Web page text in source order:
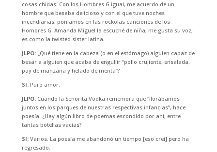
cosas chidas. Con los Hombres G igual, me acuerdo de un
hombre que besaba delicioso y con el que tuve noches
incendiarias, poníamos en las rockolas canciones de los
Hombres G. Amanda Miguel la escuché de niña, me gusta su voz,
es como la twisted sister latina.
JLPO:¿Qué tiene en la cabeza (o en el estómago) alguien capaz de
besar a alguien que acaba de engullir “pollo crujiente, ensalada,
pay de manzana y helado de menta”?
SI:Puro amor.
JLPO:Cuando la Señorita Vodka rememora que “llorábamos
juntos en los parques de nuestras respectivas infancias”, hace
poesía. ¿Hay algún libro de poemas escondido por ahí, entre
tantas botellas vacías?
SI:Varios. La poesía me abandonó un tiempo [eso creí] pero ha
regresado.